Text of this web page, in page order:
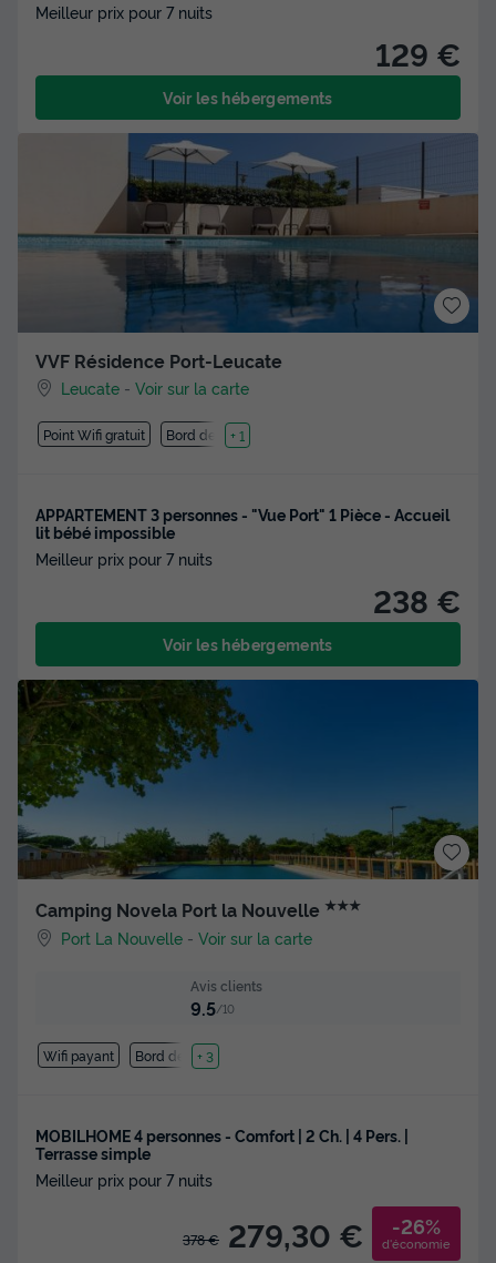
Meilleur prix pour 7 nuits
129 €
Voir les hébergements
VVF Résidence Port-Leucate
Leucate -Voir sur la carte
Point Wifi gratuit Bord de mer
+ 1
APPARTEMENT 3 personnes - "Vue Port" 1 Pièce - Accueil
lit bébé impossible
Meilleur prix pour 7 nuits
238 €
Voir les hébergements
Camping Novela Port la Nouvelle ★★★
Port La Nouvelle -Voir sur la carte
Avis clients
9.5/10
Wifi payant Bord de mer
+ 3
MOBILHOME 4 personnes - Comfort | 2 Ch. | 4 Pers. |
Terrasse simple
Meilleur prix pour 7 nuits
378 € 279,30 € -26%
d'économie